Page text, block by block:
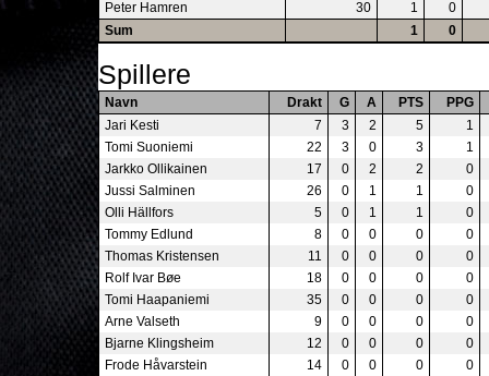
Peter Hamren
30 1
0
Sum
1 0
Spillere
Navn Drakt G A PTS
PPG
Jari Kesti
7 3 2 5
1
Tomi Suoniemi
22 3 0 3
1
Jarkko Ollikainen
17 0 2 2
0
Jussi Salminen
26 0 1 1
0
Olli Hällfors
5 0 1 1
0
Tommy Edlund
8 0 0 0
0
Thomas Kristensen
11 0 0 0
0
Rolf Ivar Bøe
18 0 0 0
0
Tomi Haapaniemi
35 0 0 0
0
Arne Valseth
9 0 0 0
0
Bjarne Klingsheim
12 0 0 0
0
Frode Håvarstein
14 0 0 0
0